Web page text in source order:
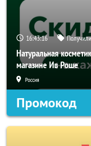
16:43:14
Натуральная
магазине Ив Роше
Россия
Промокод